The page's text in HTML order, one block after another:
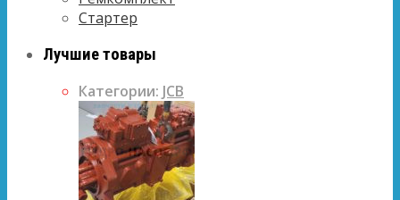
Стартер
Лучшие товары
Категории: JCB